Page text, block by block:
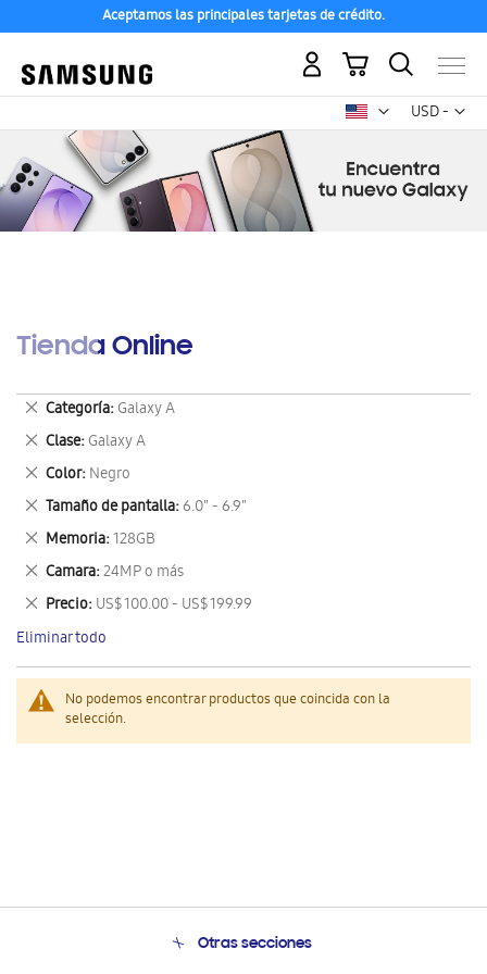
Aceptamos las principales tarjetas de crédito.
USD -
dólar
Mi carrito
Tienda Online
No podemos encontrar productos que coincida con la
selección.
Categoría Galaxy A
Eliminar
este
artículo
Clase Galaxy A
Eliminar
este
artículo
Color Negro
Eliminar
este
artículo
Tamaño de pantalla 6.0" - 6.9"
Eliminar
este
artículo
Memoria 128GB
Eliminar
este
artículo
Camara 24MP o más
Eliminar
este
artículo
Precio US$ 100.00 - US$ 199.99
Eliminar
este
artículo
Eliminar todo
Otras secciones